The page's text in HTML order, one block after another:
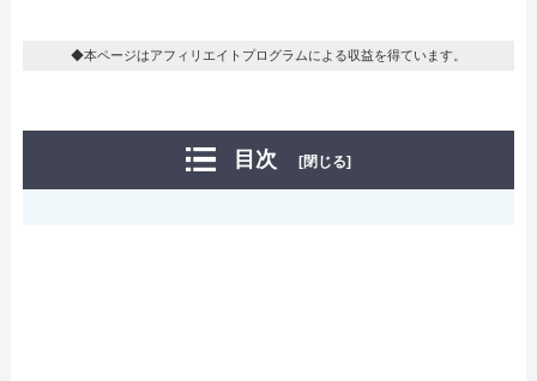
◆本ページはアフィリエイトプログラムによる収益を得ています。
目次 [閉じる]